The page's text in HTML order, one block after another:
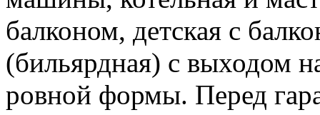
балконом, детская с
(бильярдная) с выходом
ровной формы. Перед